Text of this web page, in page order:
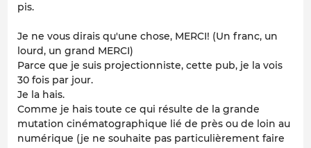
pis.
Je ne vous dirais qu'une chose, MERCI! (Un franc, un
lourd, un grand MERCI)
Parce que je suis projectionniste, cette pub, je la vois
30 fois par jour.
Je la hais.
Comme je hais toute ce qui résulte de la grande
mutation cinématographique lié de près ou de loin au
numérique (je ne souhaite pas particulièrement faire